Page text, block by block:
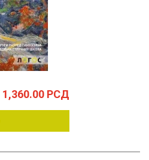
1,360.00 РСД